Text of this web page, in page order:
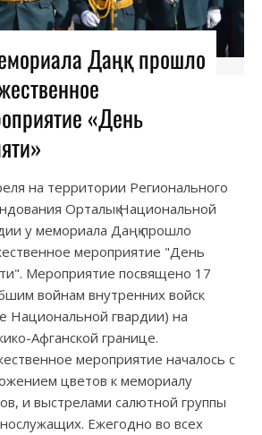
Даңқ прошло
«День
на территории Регионального
Орталық Национальной
у мемориала Даңқ прошло
мероприятие "День
Мероприятие посвящено 17
войнам внутренних войск
Национальной гвардии) на
Афганской границе.
мероприятие началось с
цветов к мемориалу
и выстрелами салютной группы
Ежегодно во всех